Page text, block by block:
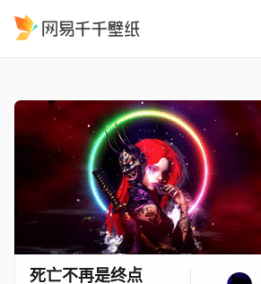
死亡不再是终点